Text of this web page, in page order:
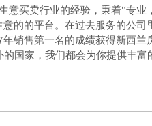
买卖行业的经验，秉着“专
意的的平台。在过去服务的
销售第一名的成绩获得新
国家，我们都会为你提供丰